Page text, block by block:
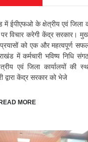
में ईपीएफओ के क्षेत्रीय एवं जिला
पर विचार करेगी केंद्र सरकार।
को एक और महत्वपूर्ण
में कर्मचारी भविष्य निधि
एवं जिला कार्यालयों की
द्वारा केंद्र सरकार को भेजे
MORE